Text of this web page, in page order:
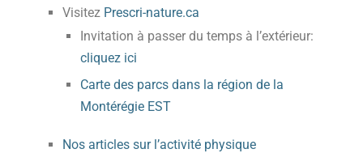
Visitez Prescri-nature.ca
Invitation à passer du temps à l’extérieur:
cliquez ici
Carte des parcs dans la région de la
Montérégie EST
Nos articles sur l’activité physique